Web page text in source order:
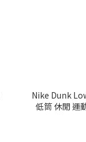
Nike Dunk
低筒 休閒 運